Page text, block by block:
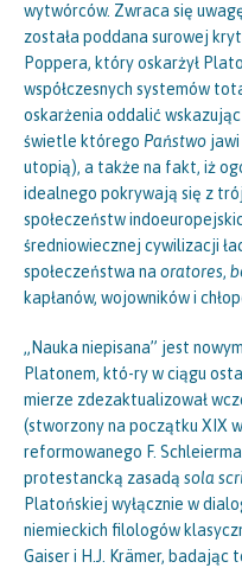
wytwórców. Zwraca się
została poddana surowej
Poppera, który oskarżył
współczesnych systemów
oskarżenia oddalić
świetle którego Państwo
utopią), a także na fakt, iż
idealnego pokrywają się z
społeczeństw
średniowiecznej cywilizacji
społeczeństwa na oratores,
kapłanów, wojowników i
„Nauka niepisana” jest
Platonem, któ-ry w ciągu
mierze zdezaktualizował
(stworzony na początku XIX
reformowanego F.
protestancką zasadą sola
Platońskiej wyłącznie w
niemieckich filologów
Gaiser i H.J. Krämer,